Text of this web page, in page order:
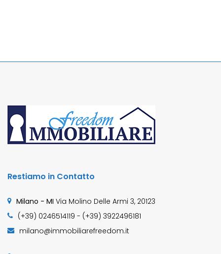
Restiamo in Contatto
Milano - MI Via Molino Delle Armi 3, 20123
(+39) 0246514119 - (+39) 3922496181
milano@immobiliarefreedom.it